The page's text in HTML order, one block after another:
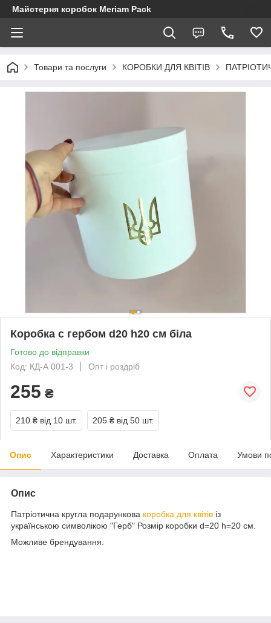
Майстерня коробок Meriam Pack
Товари та послуги КОРОБКИ ДЛЯ КВІТІВ
Коробка с гербом d20 h20 см біла
Готово до відправки
Код: КД-А 001-3
Опт і роздріб
255 ₴
210 ₴ від 10 шт. 205 ₴ від 50 шт.
Опис Характеристики Доставка Оплата Умови
Опис
Патріотична кругла подарункова коробка для квітів із
українською символікою "Герб" Розмір коробки d=20 h=20 см.
Можливе брендування.